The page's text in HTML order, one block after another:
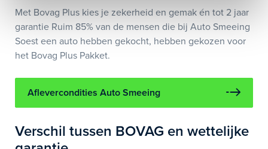
Met Bovag Plus kies je zekerheid en gemak én tot 2 jaar
garantie Ruim 85% van de mensen die bij Auto Smeeing
Soest een auto hebben gekocht, hebben gekozen voor
het Bovag Plus Pakket.
Aflevercondities Auto Smeeing
Verschil tussen BOVAG en wettelijke